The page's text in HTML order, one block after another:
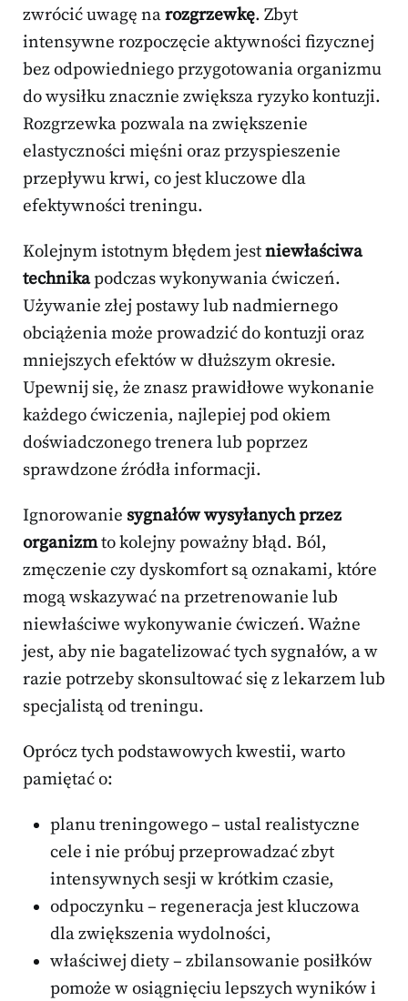
zwrócić uwagę narozgrzewkę. Zbyt
intensywne rozpoczęcie aktywności fizycznej
bez odpowiedniego przygotowania organizmu
do wysiłku znacznie zwiększa ryzyko kontuzji.
Rozgrzewka pozwala na zwiększenie
elastyczności mięśni oraz przyspieszenie
przepływu krwi, co jest kluczowe dla
efektywności treningu.
Kolejnym istotnym błędem jestniewłaściwa
technikapodczas wykonywania ćwiczeń.
Używanie złej postawy lub nadmiernego
obciążenia może prowadzić do kontuzji oraz
mniejszych efektów w dłuższym okresie.
Upewnij się, że znasz prawidłowe wykonanie
każdego ćwiczenia, najlepiej pod okiem
doświadczonego trenera lub poprzez
sprawdzone źródła informacji.
Ignorowanie sygnałów wysyłanych przez
organizmto kolejny poważny błąd. Ból,
zmęczenie czy dyskomfort są oznakami, które
mogą wskazywać na przetrenowanie lub
niewłaściwe wykonywanie ćwiczeń. Ważne
jest, aby nie bagatelizować tych sygnałów, a w
razie potrzeby skonsultować się z lekarzem lub
specjalistą od treningu.
Oprócz tych podstawowych kwestii, warto
pamiętać o:
planu treningowego – ustal realistyczne
cele i nie próbuj przeprowadzać zbyt
intensywnych sesji w krótkim czasie,
odpoczynku – regeneracja jest kluczowa
dla zwiększenia wydolności,
właściwej diety – zbilansowanie posiłków
pomoże w osiągnięciu lepszych wyników i